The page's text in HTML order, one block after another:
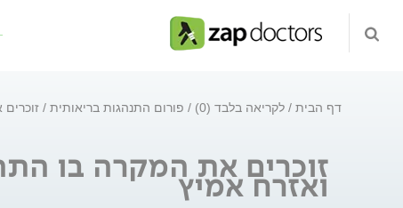
דף הבית לקריאה בלבד (0) פורום התנהגות בריאותית
זוכרים את המקרה בו
ואזרח אמיץ